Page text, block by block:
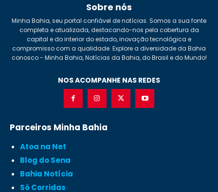
Sobre nós
Minha Bahia, seu portal confiável de notícias. Somos a sua fonte
completa e atualizada, destacando-nos pela cobertura da
capital e do interior do estado, inovação tecnológica e
compromisso com a qualidade. Explore a diversidade da Bahia
conosco - Minha Bahia, Notícias da Bahia, do Brasil e do Mundo!
NOS ACOMPANHE NAS REDES
Parceiros Minha Bahia
Atoa na Net
Blog do Sena
Bahia Notícia
Só Corridas